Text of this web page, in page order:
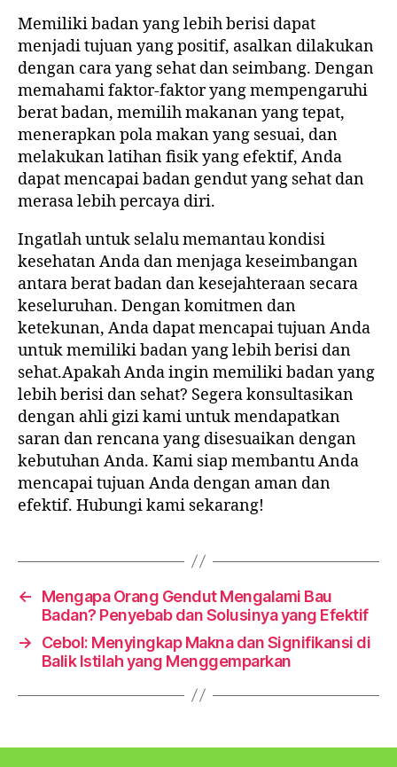
Memiliki badan yang lebih berisi dapat
menjadi tujuan yang positif, asalkan dilakukan
dengan cara yang sehat dan seimbang. Dengan
memahami faktor-faktor yang mempengaruhi
berat badan, memilih makanan yang tepat,
menerapkan pola makan yang sesuai, dan
melakukan latihan fisik yang efektif, Anda
dapat mencapai badan gendut yang sehat dan
merasa lebih percaya diri.
Ingatlah untuk selalu memantau kondisi
kesehatan Anda dan menjaga keseimbangan
antara berat badan dan kesejahteraan secara
keseluruhan. Dengan komitmen dan
ketekunan, Anda dapat mencapai tujuan Anda
untuk memiliki badan yang lebih berisi dan
sehat.Apakah Anda ingin memiliki badan yang
lebih berisi dan sehat? Segera konsultasikan
dengan ahli gizi kami untuk mendapatkan
saran dan rencana yang disesuaikan dengan
kebutuhan Anda. Kami siap membantu Anda
mencapai tujuan Anda dengan aman dan
efektif. Hubungi kami sekarang!
←
Mengapa Orang Gendut Mengalami Bau
Badan? Penyebab dan Solusinya yang Efektif
→
Cebol: Menyingkap Makna dan Signifikansi di
Balik Istilah yang Menggemparkan